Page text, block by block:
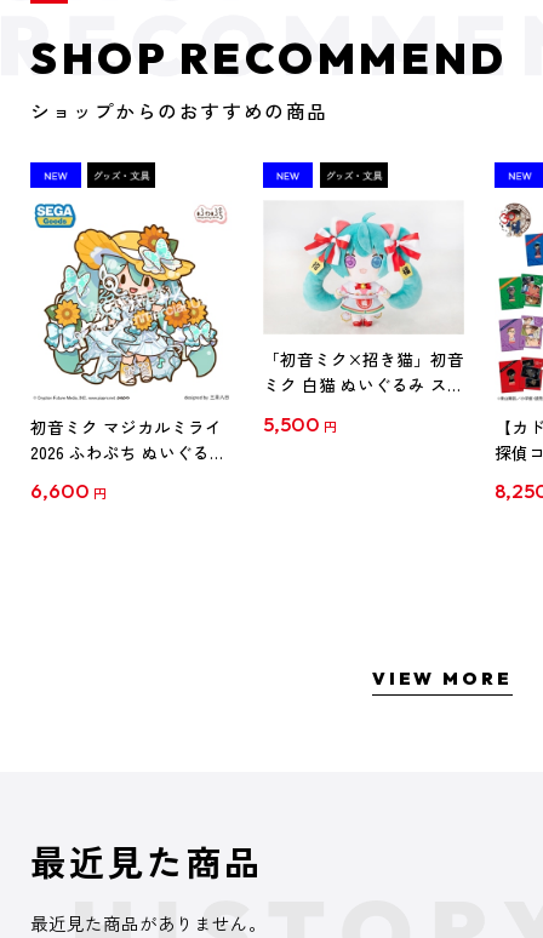
SHOP RECOMMEND
ショップからのおすすめの商品
初音ミク マジカルミライ
2026 ふわぷち ぬいぐるみ
6,600 円
「初音ミク×招き猫」初音
ミク 白猫 ぬいぐるみ スタ
5,500 円
【カ
探偵
クリ
VIEW MORE
最近見た商品
最近見た商品がありません。